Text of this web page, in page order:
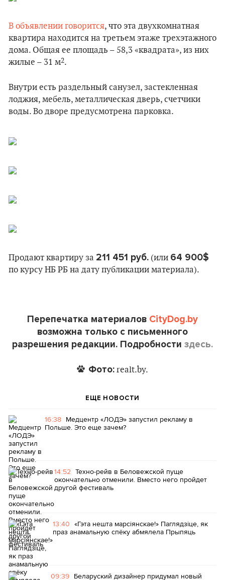
В объявлении говорится, что эта двухкомнатная
квартира находится на третьем этаже трехэтажного
дома. Общая ее площадь – 58,3 «квадрата», из них
жилые – 31 м2.
Внутри есть раздельный санузел, застекленная
лоджия, мебель, металлическая дверь, счетчики
воды. Во дворе предусмотрена парковка.
Продают квартиру за 211 451 руб. (или 64 900$
по курсу НБ РБ на дату публикации материала).
Перепечатка материалов CityDog.by
возможна только с письменного
разрешения редакции. Подробности здесь.
Фото: realt.by.
ЕЩЕ НОВОСТИ
16:38 Медцентр «ЛОДЭ» запустил рекламу в
Польше. Это еще зачем?
14:52 Техно-рейв в Беловежской пуще
окончательно отменили. Вместо него пройдет
другой фестиваль
13:40 «Гэта нешта марсіянскае!» Паглядзіце, як
праз анамальную спёку абмялела Прыпяць
09:39 Беларуский дизайнер придумал новый